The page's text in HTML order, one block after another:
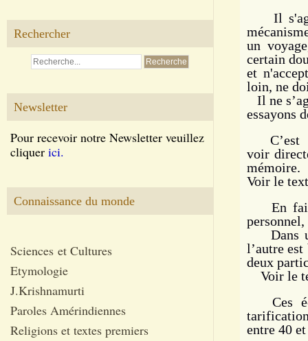
Rechercher
Newsletter
Pour recevoir notre Newsletter veuillez
cliquer ici.
Connaissance du monde
Sciences et Cultures
Etymologie
J.Krishnamurti
Paroles Amérindiennes
Religions et textes premiers
Il s'agit
un
certain
et
loin, ne
Il ne
essayons
C’est
voir
mémoire.
Voir le
En
Dans
l’autre
deux
Voir le
Ces
entre 40